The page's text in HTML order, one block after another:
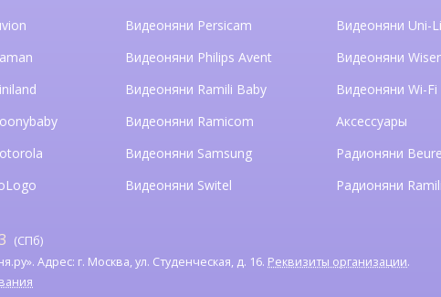
Видеоняни Persicam
Видеоняни Philips Avent
Видеоняни Ramili Baby
Видеоняни Ramicom
Видеоняни Samsung
Видеоняни Switel
Видеоняни Uni-
Видеоняни
Видеоняни Wi-Fi
Аксессуары
Радионяни
Радионяни Ramili
(СПб)
Адрес: г. Москва, ул. Студенческая, д. 16. Реквизиты организации.